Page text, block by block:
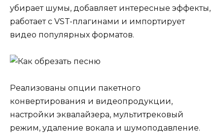
убирает шумы, добавляет интересные эффекты,
работает с VST-плагинами и импортирует
видео популярных форматов.
Реализованы опции пакетного
конвертирования и видеопродукции,
настройки эквалайзера, мультитрековый
режим, удаление вокала и шумоподавление.